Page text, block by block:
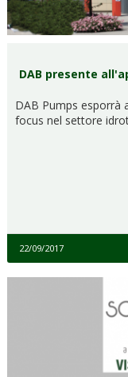
DAB presente
DAB Pumps esporrà
focus nel settore
22/09/2017